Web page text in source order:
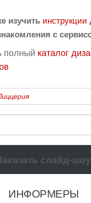
изучить инструкции
с
полный каталог
слайд-шоу
ИНФОРМЕРЫ